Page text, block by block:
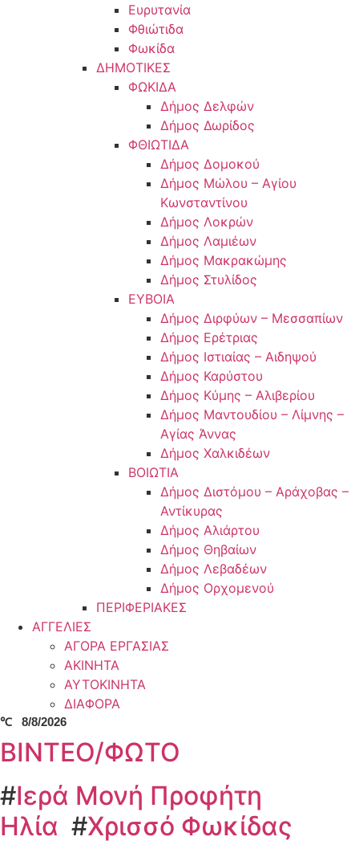
Ευρυτανία
Φθιώτιδα
Φωκίδα
ΔΗΜΟΤΙΚΕΣ
ΦΩΚΙΔΑ
Δήμος Δελφών
Δήμος Δωρίδος
ΦΘΙΩΤΙΔΑ
Δήμος Δομοκού
Δήμος Μώλου – Αγίου
Κωνσταντίνου
Δήμος Λοκρών
Δήμος Λαμιέων
Δήμος Μακρακώμης
Δήμος Στυλίδος
ΕΥΒΟΙΑ
Δήμος Διρφύων – Μεσσαπίων
Δήμος Ερέτριας
Δήμος Ιστιαίας – Αιδηψού
Δήμος Καρύστου
Δήμος Κύμης – Αλιβερίου
Δήμος Μαντουδίου – Λίμνης –
Αγίας Άννας
Δήμος Χαλκιδέων
ΒΟΙΩΤΙΑ
Δήμος Διστόμου – Αράχοβας –
Αντίκυρας
Δήμος Αλιάρτου
Δήμος Θηβαίων
Δήμος Λεβαδέων
Δήμος Ορχομενού
ΠΕΡΙΦΕΡΙΑΚΕΣ
ΑΓΓΕΛΙΕΣ
ΑΓΟΡΑ ΕΡΓΑΣΙΑΣ
ΑΚΙΝΗΤΑ
ΑΥΤΟΚΙΝΗΤΑ
ΔΙΑΦΟΡΑ
℃ 8/8/2026
ΒΙΝΤΕΟ/ΦΩΤΟ
#Ιερά Μονή Προφήτη
Ηλία #Χρισσό Φωκίδας